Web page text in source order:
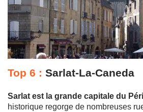
Top 6 : Sarlat-La-Caneda
Sarlat est la grande capitale du
historique regorge de nombreuses